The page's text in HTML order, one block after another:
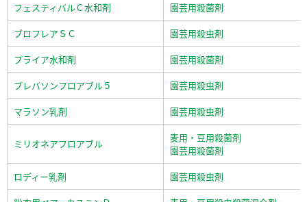
フェスティバルＣ水和剤
園芸用殺菌剤
ブロフレアＳＣ
園芸用殺虫剤
プライア水和剤
園芸用殺菌剤
プレバソンフロアブル５
園芸用殺虫剤
マラソン乳剤
園芸用殺虫剤
ミリオネアフロアブル
麦用・豆用殺菌剤
園芸用殺菌剤
ロディー乳剤
園芸用殺虫剤